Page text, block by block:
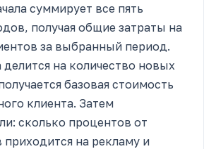
суммирует все пять
получая общие затраты на
за выбранный период.
на количество новых
базовая стоимость
клиента. Затем
сколько процентов от
на рекламу и